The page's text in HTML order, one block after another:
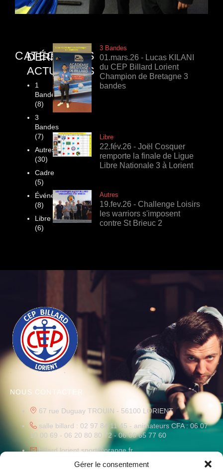
Gérer le consentement
CATÉGORIES
1
Bande
(8)
3
Bandes
(7)
Autres
(30)
Cadre
(5)
Événements
(8)
Libre
(6)
DERNIÈRES
ACTUALITÉS
3 Bandes
01.mars.26 - Lucas KILANI
du CEP Billard Lorient
Champion de Bretagne 3
bandes
Libre
22.fév.26 - Joël Cosquer
remporte la finale de Ligue
Libre Nationale 3 à Lorient
Autres
19.fev.26 - Challenge Loisirs
les warriors s'imposent
contre St Brieuc 2
NOUS CONTACTER
67 rue Duguay TROUIN - 56100 LORIENT
salle billard : 02 97 84 11 45 - animateurs CFA : 06 07
10 00 69 - 06 20 80 80 72 - 06 66 65 77 60
billard.lorient.sport@orange.fr